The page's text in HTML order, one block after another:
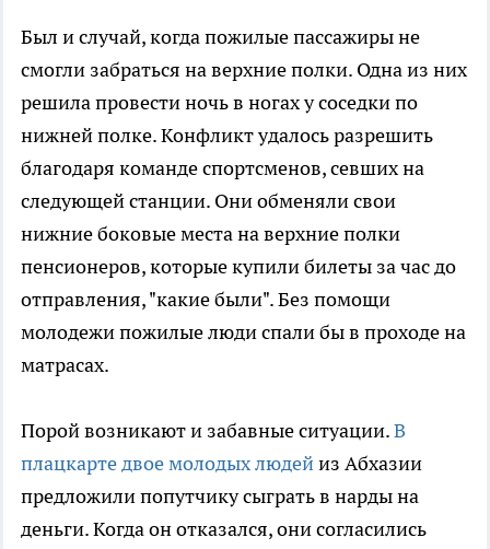
Был и случай, когда пожилые пассажиры не
смогли забраться на верхние полки. Одна из них
решила провести ночь в ногах у соседки по
нижней полке. Конфликт удалось разрешить
благодаря команде спортсменов, севших на
следующей станции. Они обменяли свои
нижние боковые места на верхние полки
пенсионеров, которые купили билеты за час до
отправления, "какие были". Без помощи
молодежи пожилые люди спали бы в проходе на
матрасах.
Порой возникают и забавные ситуации.В
плацкарте двое молодых людейиз Абхазии
предложили попутчику сыграть в нарды на
деньги. Когда он отказался, они согласились